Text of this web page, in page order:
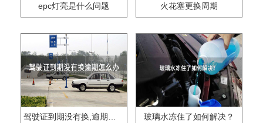
epc灯亮是什么问题 火花塞更换周期
驾驶证到期没有换,逾期怎么办?? 玻璃水冻住了如何解决？